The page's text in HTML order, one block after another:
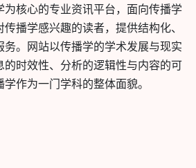
为核心的专业资讯平台，面向传播学
播学感兴趣的读者，提供结构化、
务。网站以传播学的学术发展与现实
的时效性、分析的逻辑性与内容的可
作为一门学科的整体面貌。